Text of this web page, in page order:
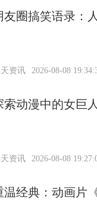
友圈搞笑语录：
资讯 2026-08-08
索动漫中的女巨
资讯 2026-08-08
温经典：动画片